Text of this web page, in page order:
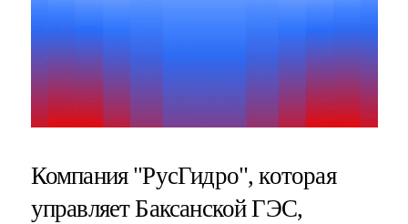
Компания "РусГидро", которая
управляет Баксанской ГЭС,